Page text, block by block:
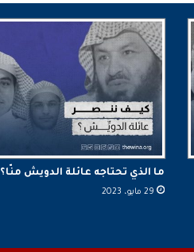
ما الذي تحتاجه عائلة الدويش منّا؟
29 مايو، 2023